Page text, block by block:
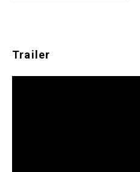
Trailer